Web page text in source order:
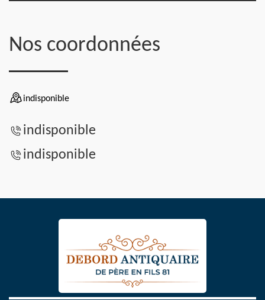
Nos coordonnées
indisponible
indisponible
indisponible